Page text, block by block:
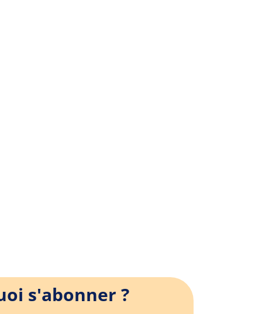
s'abonner ?